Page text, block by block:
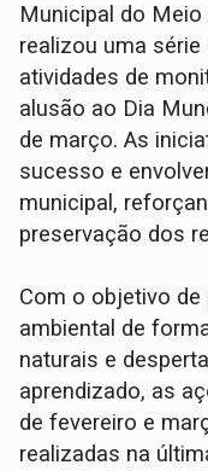
Municipal do Meio
realizou uma
atividades de
alusão ao Dia
de março. As
sucesso e
municipal,
preservação dos
Com o objetivo
ambiental de
naturais e
aprendizado, as
de fevereiro e
realizadas na